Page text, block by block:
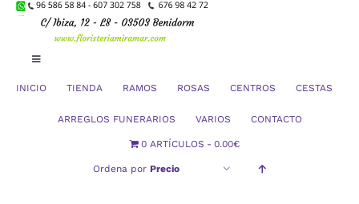
Toggle
INICIO TIENDA RAMOS ROSAS CENTROS CESTAS
ARREGLOS FUNERARIOS VARIOS CONTACTO
0 ARTÍCULOS 0.00€
Ordena por Precio